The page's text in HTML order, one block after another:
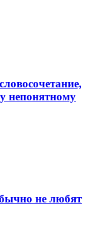
непонятному
не любят